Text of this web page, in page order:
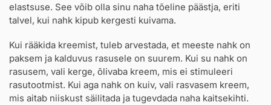
elastsuse. See võib olla sinu naha tõeline päästja, eriti
talvel, kui nahk kipub kergesti kuivama.
Kui rääkida kreemist, tuleb arvestada, et meeste nahk on
paksem ja kalduvus rasusele on suurem. Kui su nahk on
rasusem, vali kerge, õlivaba kreem, mis ei stimuleeri
rasutootmist. Kui aga nahk on kuiv, vali rasvasem kreem,
mis aitab niiskust säilitada ja tugevdada naha kaitsekihti.